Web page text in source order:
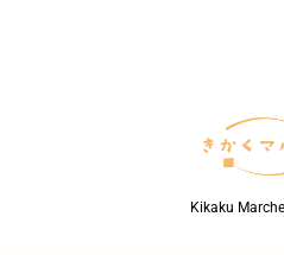
Kikaku